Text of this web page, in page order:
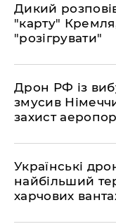
​Дикий
"карту"
"розігрувати"
​Дрон РФ із
змусив
захист
​Українські
найбільший
харчових